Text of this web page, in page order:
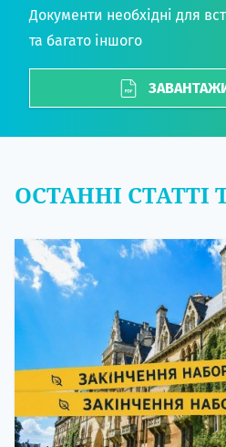
Документи необхідні для
та багато іншого
ОСТАННІ